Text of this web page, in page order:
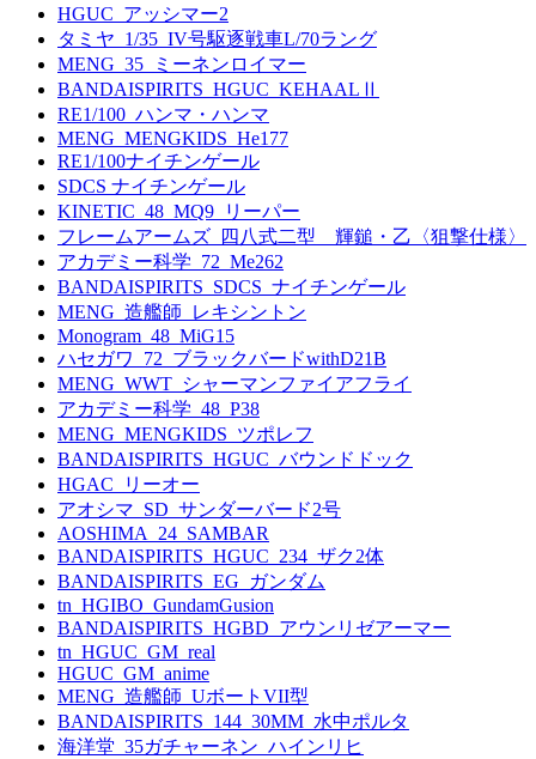
HGUC_アッシマー2
タミヤ_1/35_IV号駆逐戦車L/70ラング
MENG_35_ミーネンロイマー
BANDAISPIRITS_HGUC_KEHAALⅡ
RE1/100_ハンマ・ハンマ
MENG_MENGKIDS_He177
RE1/100ナイチンゲール
SDCS ナイチンゲール
KINETIC_48_MQ9_リーパー
フレームアームズ_四八式二型 輝鎚・乙〈狙撃仕様〉
アカデミー科学_72_Me262
BANDAISPIRITS_SDCS_ナイチンゲール
MENG_造艦師_レキシントン
Monogram_48_MiG15
ハセガワ_72_ブラックバードwithD21B
MENG_WWT_シャーマンファイアフライ
アカデミー科学_48_P38
MENG_MENGKIDS_ツポレフ
BANDAISPIRITS_HGUC_バウンドドック
HGAC_リーオー
アオシマ_SD_サンダーバード2号
AOSHIMA_24_SAMBAR
BANDAISPIRITS_HGUC_234_ザク2体
BANDAISPIRITS_EG_ガンダム
tn_HGIBO_GundamGusion
BANDAISPIRITS_HGBD_アウンリゼアーマー
tn_HGUC_GM_real
HGUC_GM_anime
MENG_造艦師_UボートVII型
BANDAISPIRITS_144_30MM_水中ポルタ
海洋堂_35ガチャーネン_ハインリヒ